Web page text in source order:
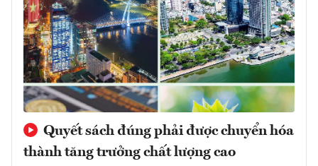
Quyết sách đúng phải được chuyển hóa
thành tăng trưởng chất lượng cao